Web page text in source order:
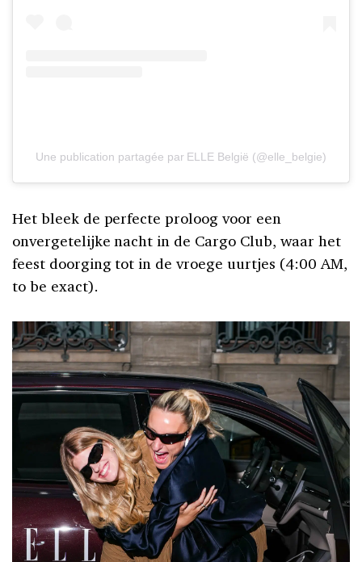
Une publication partagée par ELLE België (@elle_belgie)
Het bleek de perfecte proloog voor een
onvergetelijke nacht in de Cargo Club, waar het
feest doorging tot in de vroege uurtjes (4:00 AM,
to be exact).